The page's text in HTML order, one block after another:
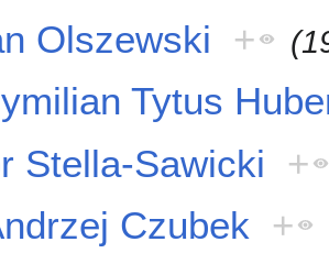
Olszewski +
Tytus
Stella-Sawicki
+
Czubek +